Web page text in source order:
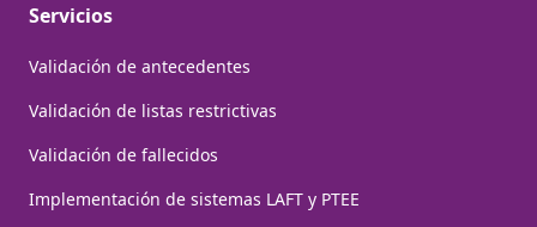
Servicios
Validación de antecedentes
Validación de listas restrictivas
Validación de fallecidos
Implementación de sistemas LAFT y PTEE